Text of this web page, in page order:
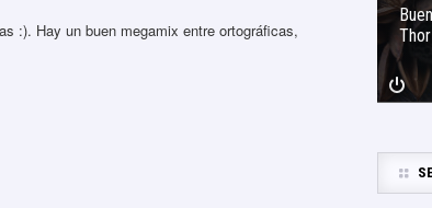
:). Hay un buen megamix entre ortográficas,
Thor